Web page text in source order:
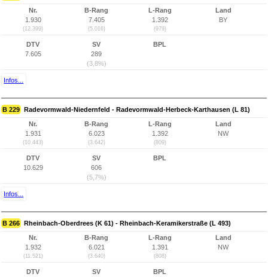
Nr.
1.930
(12.399)
B-Rang
7.405
(5.016)
L-Rang
1.392
(979)
Land
BY
DTV
7.605
SV
289
(3,8%)
BPL
Infos...
B 229 Radevormwald-Niedernfeld - Radevormwald-Herbeck-Karthausen (L 81)
Nr.
1.931
(10.443)
B-Rang
6.023
(3.642)
L-Rang
1.392
(809)
Land
NW
DTV
10.629
SV
606
(5,7%)
BPL
Infos...
B 266 Rheinbach-Oberdrees (K 61) - Rheinbach-Keramikerstraße (L 493)
Nr.
1.932
(11.521)
B-Rang
6.021
(3.640)
L-Rang
1.391
(808)
Land
NW
DTV SV BPL